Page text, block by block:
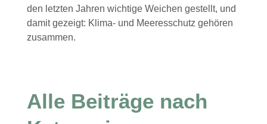
den letzten Jahren wichtige Weichen gestellt, und
damit gezeigt: Klima- und Meeresschutz gehören
zusammen.
Alle Beiträge nach